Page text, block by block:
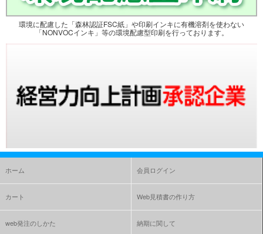
環境に配慮した「森林認証FSC紙」や印刷インキに有機溶剤を使わない
「NONVOCインキ」等の環境配慮型印刷を行っております。
ホーム 会員ログイン
カート Web見積書の作り方
web発注のしかた 納期に関して